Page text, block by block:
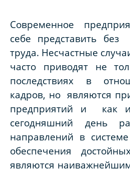
Современное
себе представить
труда. Несчастные
часто приводят не
последствиях в
кадров, но являются
предприятий и как
сегодняшний день
направлений в
обеспечения
являются